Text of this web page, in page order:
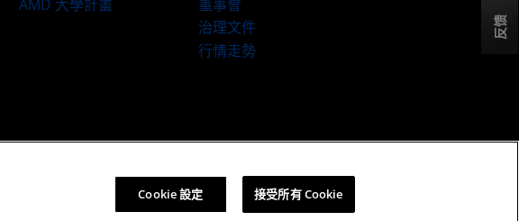
反馈
AMD 大學計畫
董事會
治理文件
行情走勢
Cookie 設定 接受所有 Cookie